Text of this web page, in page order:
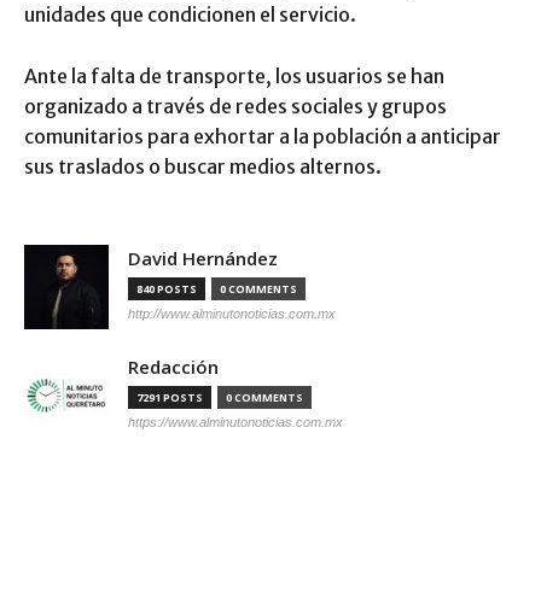
unidades que condicionen el servicio.
Ante la falta de transporte, los usuarios se han
organizado a través de redes sociales y grupos
comunitarios para exhortar a la población a anticipar
sus traslados o buscar medios alternos.
David Hernández
840 POSTS 0 COMMENTS
http://www.alminutonoticias.com.mx
Redacción
7291 POSTS 0 COMMENTS
https://www.alminutonoticias.com.mx